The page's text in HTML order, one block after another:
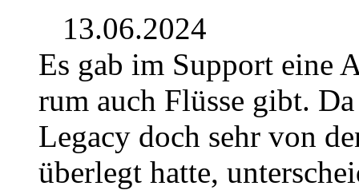
13.06.2024
Es gab im Support eine
rum auch Flüsse gibt.
Legacy doch sehr von
überlegt hatte,